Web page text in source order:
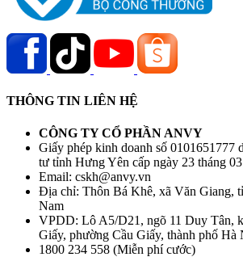
THÔNG TIN LIÊN HỆ
CÔNG TY CỔ PHẦN ANVY
Giấy phép kinh doanh số 0101651777
tư tỉnh Hưng Yên cấp ngày 23 tháng
Email: cskh@anvy.vn
Địa chỉ: Thôn Bá Khê, xã Văn Giang,
Nam
VPDD: Lô A5/D21, ngõ 11 Duy Tân,
Giấy, phường Cầu Giấy, thành phố Hà
1800 234 558 (Miễn phí cước)